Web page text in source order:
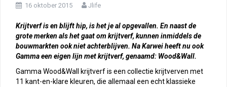
16 oktober 2015 Jlife
Krijtverf is en blijft hip, is het je al opgevallen. En naast de
grote merken als het gaat om krijtverf, kunnen inmiddels de
bouwmarkten ook niet achterblijven. Na Karwei heeft nu ook
Gamma een eigen lijn met krijtverf, genaamd: Wood&Wall.
Gamma Wood&Wall krijtverf is een collectie krijtverven met
11 kant-en-klare kleuren, die allemaal een echt klassieke